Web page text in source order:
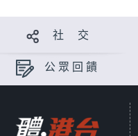
社 交
公眾回饋